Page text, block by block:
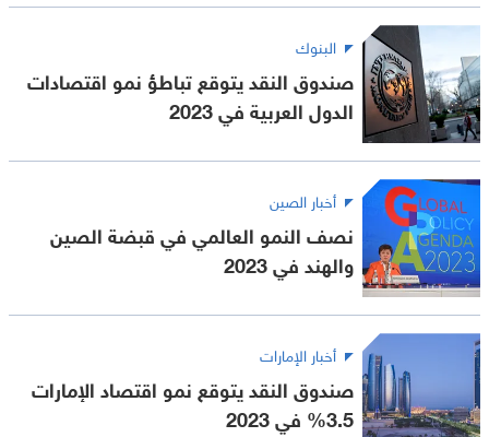
البنوك
صندوق النقد يتوقع تباطؤ نمو اقتصادات
الدول العربية في 2023
أخبار الصين
نصف النمو العالمي في قبضة الصين
والهند في 2023
أخبار الإمارات
صندوق النقد يتوقع نمو اقتصاد الإمارات
3.5% في 2023